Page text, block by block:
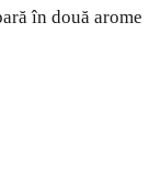
în două arome